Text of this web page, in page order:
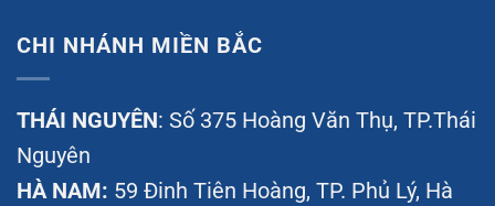
CHI NHÁNH MIỀN BẮC
THÁI NGUYÊN: Số 375 Hoàng Văn Thụ, TP.Thái
Nguyên
HÀ NAM: 59 Đinh Tiên Hoàng, TP. Phủ Lý, Hà